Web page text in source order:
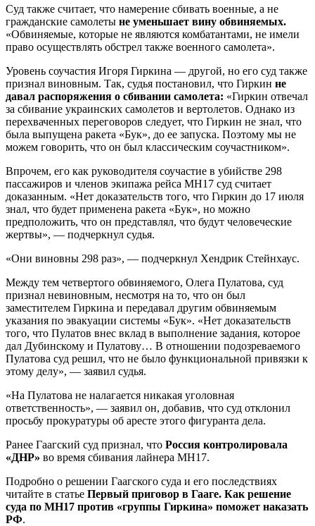
Суд также считает, что намерение сбивать военные, а не
гражданские самолеты не уменьшает вину обвиняемых.
«Обвиняемые, которые не являются комбатантами, не имели
право осуществлять обстрел также военного самолета».
Уровень соучастия Игоря Гиркина — другой, но его суд также
признал виновным. Так, судья постановил, что Гиркин не
давал распоряжения о сбивании самолета: «Гиркин отвечал
за сбивание украинских самолетов и вертолетов. Однако из
перехваченных переговоров следует, что Гиркин не знал, что
была выпущена ракета «Бук», до ее запуска. Поэтому мы не
можем говорить, что он был классическим соучастником».
Впрочем, его как руководителя соучастие в убийстве 298
пассажиров и членов экипажа рейса MH17 суд считает
доказанным. «Нет доказательств того, что Гиркин до 17 июля
знал, что будет применена ракета «Бук», но можно
предположить, что он представлял, что будут человеческие
жертвы», — подчеркнул судья.
«Они виновны 298 раз», — подчеркнул Хендрик Стейнхаус.
Между тем четвертого обвиняемого, Олега Пулатова, суд
признал невиновным, несмотря на то, что он был
заместителем Гиркина и передавал другим обвиняемым
указания по эвакуации системы «Бук». «Нет доказательств
того, что Пулатов внес вклад в выполнение задания, которое
дал Дубинскому и Пулатову… В отношении подозреваемого
Пулатова суд решил, что не было функциональной привязки к
этому делу», — заявил судья.
«На Пулатова не налагается никакая уголовная
ответственность», — заявил он, добавив, что суд отклонил
просьбу прокуратуры об аресте этого фигуранта дела.
Ранее Гаагский суд признал, что Россия контролировала
«ДНР» во время сбивания лайнера MH17.
Подробно о решении Гаагского суда и его последствиях
читайте в статье Первый приговор в Гааге. Как решение
суда по MH17 против «группы Гиркина» поможет наказать
РФ.